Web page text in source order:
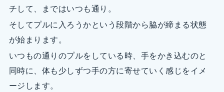
チして、まではいつも通り。
そしてプルに入ろうかという段階から脇が締まる状態
が始まります。
いつもの通りのプルをしている時、手をかき込むのと
同時に、体も少しずつ手の方に寄せていく感じをイメ
ージします。